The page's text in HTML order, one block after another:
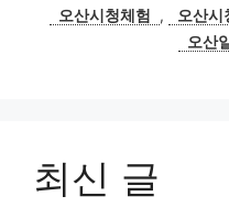
오산시청체험
, 오산시
오산
최신 글